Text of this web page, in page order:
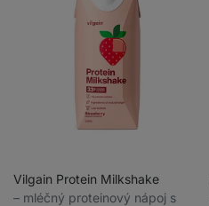
Vilgain Protein Milkshake
⁠–⁠ mléčný proteinový nápoj s